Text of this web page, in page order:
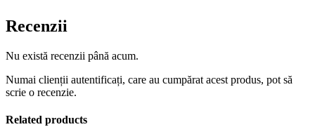
Recenzii
Nu există recenzii până acum.
Numai clienții autentificați, care au cumpărat acest produs, pot să
scrie o recenzie.
Related products